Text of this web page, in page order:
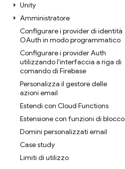
Unity
Amministratore
Configurare i provider di identità
OAuth in modo programmatico
Configurare i provider Auth
utilizzando l'interfaccia a riga di
comando di Firebase
Personalizza il gestore delle
azioni email
Estendi con Cloud Functions
Estensione con funzioni di blocco
Domini personalizzati email
Case study
Limiti di utilizzo